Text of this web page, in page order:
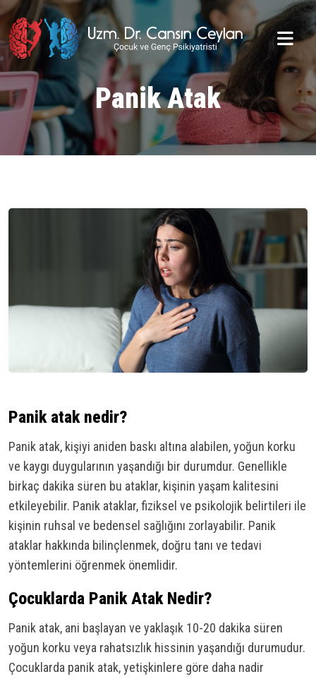
Panik Atak
Panik atak nedir?
Panik atak, kişiyi aniden baskı altına alabilen, yoğun korku
ve kaygı duygularının yaşandığı bir durumdur. Genellikle
birkaç dakika süren bu ataklar, kişinin yaşam kalitesini
etkileyebilir. Panik ataklar, fiziksel ve psikolojik belirtileri ile
kişinin ruhsal ve bedensel sağlığını zorlayabilir. Panik
ataklar hakkında bilinçlenmek, doğru tanı ve tedavi
yöntemlerini öğrenmek önemlidir.
Çocuklarda Panik Atak Nedir?
Panik atak, ani başlayan ve yaklaşık 10-20 dakika süren
yoğun korku veya rahatsızlık hissinin yaşandığı durumudur.
Çocuklarda panik atak, yetişkinlere göre daha nadir